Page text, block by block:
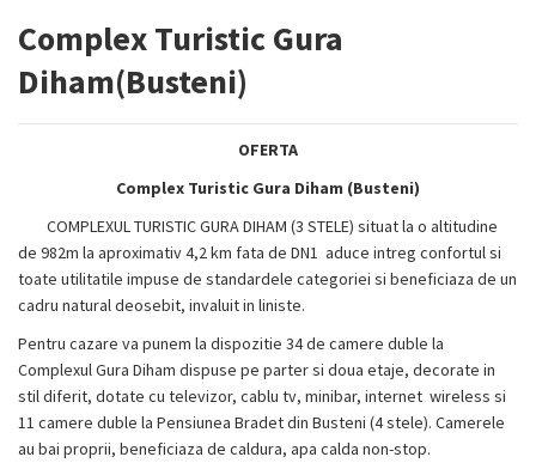
Complex Turistic Gura
Diham(Busteni)
OFERTA
Complex Turistic Gura Diham (Busteni)
COMPLEXUL TURISTIC GURA DIHAM (3 STELE) situat la o altitudine
de 982m la aproximativ 4,2 km fata de DN1 aduce intreg confortul si
toate utilitatile impuse de standardele categoriei si beneficiaza de un
cadru natural deosebit, invaluit in liniste.
Pentru cazare va punem la dispozitie 34 de camere duble la
Complexul Gura Diham dispuse pe parter si doua etaje, decorate in
stil diferit, dotate cu televizor, cablu tv, minibar, internet wireless si
11 camere duble la Pensiunea Bradet din Busteni (4 stele). Camerele
au bai proprii, beneficiaza de caldura, apa calda non-stop.